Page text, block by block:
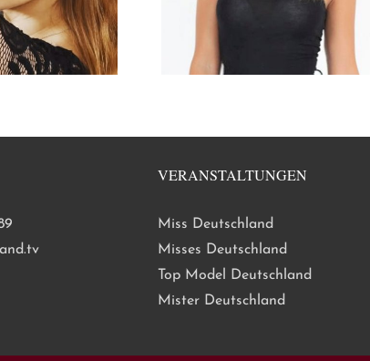
VERANSTALTUNGEN
Miss Deutschland
Misses Deutschland
Top Model Deutschland
Mister Deutschland